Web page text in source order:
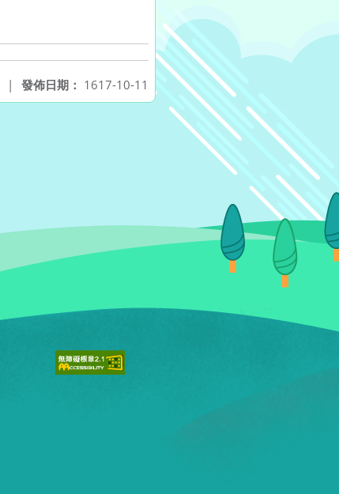
發佈日期： 1617-10-11
|